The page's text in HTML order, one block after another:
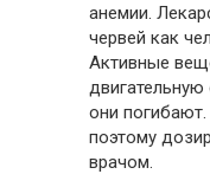
анемии.
червей как
Активные
двигательную
они
поэтому
врачом.